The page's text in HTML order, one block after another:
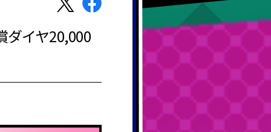
ダイヤ20,000